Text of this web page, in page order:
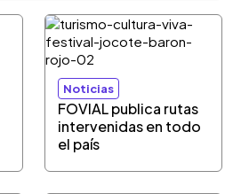
Noticias
FOVIAL publica rutas
intervenidas en todo
el país